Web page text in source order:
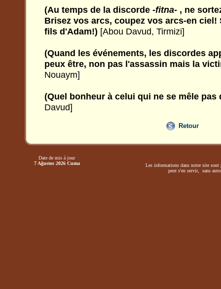
(Au temps de la discorde -fitna- , ne
Brisez vos arcs, coupez vos arcs-en ciel!
fils d'Adam!) [Abou Davud, Tirmizi]
(Quand les événements, les discordes
peux être, non pas l'assassin mais la
Nouaym]
(Quel bonheur à celui qui ne se mêle
Davud]
Retour
Date de mis à jour
7 Ağustos 2026 Cuma
Les informations dans notre site
peut s'en servir, sans